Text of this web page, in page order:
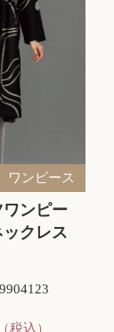
ワンピース
ンピー
クレス
税込）